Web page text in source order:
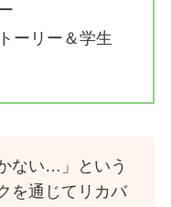
ーリー＆学生
ない…」という
を通じてリカバ